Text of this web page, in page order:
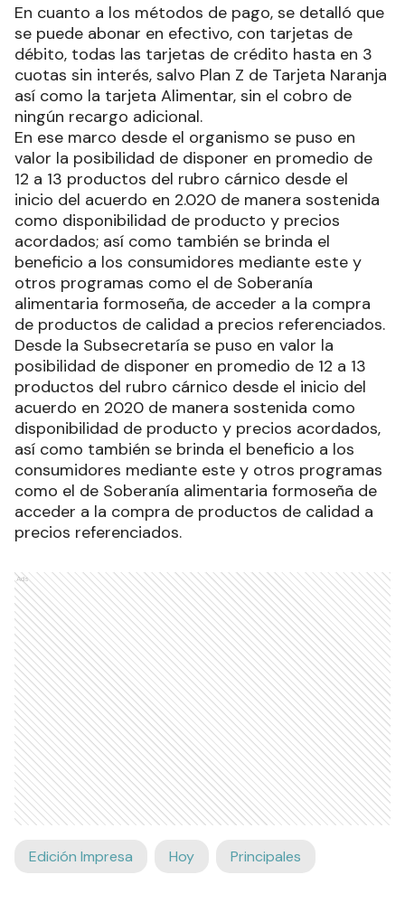
En cuanto a los métodos de pago, se detalló que
se puede abonar en efectivo, con tarjetas de
débito, todas las tarjetas de crédito hasta en 3
cuotas sin interés, salvo Plan Z de Tarjeta Naranja
así como la tarjeta Alimentar, sin el cobro de
ningún recargo adicional.
En ese marco desde el organismo se puso en
valor la posibilidad de disponer en promedio de
12 a 13 productos del rubro cárnico desde el
inicio del acuerdo en 2.020 de manera sostenida
como disponibilidad de producto y precios
acordados; así como también se brinda el
beneficio a los consumidores mediante este y
otros programas como el de Soberanía
alimentaria formoseña, de acceder a la compra
de productos de calidad a precios referenciados.
Desde la Subsecretaría se puso en valor la
posibilidad de disponer en promedio de 12 a 13
productos del rubro cárnico desde el inicio del
acuerdo en 2020 de manera sostenida como
disponibilidad de producto y precios acordados,
así como también se brinda el beneficio a los
consumidores mediante este y otros programas
como el de Soberanía alimentaria formoseña de
acceder a la compra de productos de calidad a
precios referenciados.
Ads
Edición Impresa Hoy Principales